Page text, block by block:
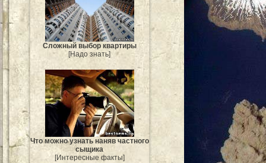
Сложный выбор квартиры
[Надо знать]
Что можно узнать наняв частного
сыщика
[Интересные факты]